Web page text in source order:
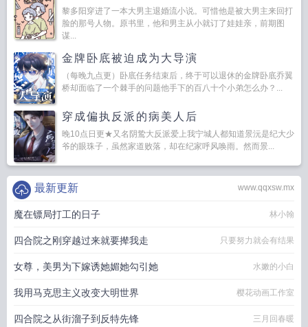
黎多阳穿进了一本大男主退婚流小说。可惜他是被大男主来回打
脸的那号人物。原书里，他和男主从小就订了娃娃亲，前期图
谋...
金牌卧底被迫成为大导演
（每晚九点更）卧底任务结束后，终于可以退休的金牌卧底乔翼
桥却面临了一个棘手的问题他手下的百八十个小弟怎么办？...
穿成偏执反派的病美人后
晚10点日更★又名阴鸷大反派爱上我宁城人都知道景沅是纪大少
爷的眼珠子，虽然家道败落，却在纪家呼风唤雨。然而景...
www.qqxsw.mx
最新更新
魔在镖局打工的日子 林小翰
四合院之刚穿越过来就要撵我走 只要努力就会有结果
女尊，美男为下嫁诱她媚她勾引她 水嫩的小白
我用马克思主义改变大明世界 樱花动画工作室
四合院之从街溜子到反特先锋 三月回春暖